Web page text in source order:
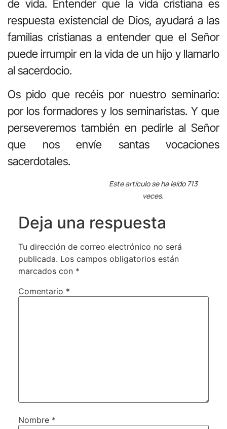
de vida. Entender que la vida cristiana es
respuesta existencial de Dios, ayudará a las
familias cristianas a entender que el Señor
puede irrumpir en la vida de un hijo y llamarlo
al sacerdocio.
Os pido que recéis por nuestro seminario:
por los formadores y los seminaristas. Y que
perseveremos también en pedirle al Señor
que nos envíe santas vocaciones
sacerdotales.
Este artículo se ha leído 713
veces.
Deja una respuesta
Tu dirección de correo electrónico no será
publicada. Los campos obligatorios están
marcados con *
Comentario *
Nombre *